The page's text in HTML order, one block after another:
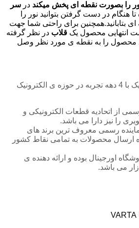
در سر
هنگام در دست گرفتن بتوانید نور را
بتابانید.همچنین برای راحتی شما جهت
انتهایی محصول یک قلاب در نظر گرفته
محصول را به نقطه ی مورد نظر وصل
فروشگاه عارف الکترونیک با 4 دهه تجربه در حوزه ی الکترونیک
از اتحادیه قطعات الکترونیکی و
را نیز دارا می باشد.
رسمی معروف ترین برند های
ارسال محصولات به تمامی نقاط کشور
اورجینال بوده و ارائه دهنده ی
می باشد.